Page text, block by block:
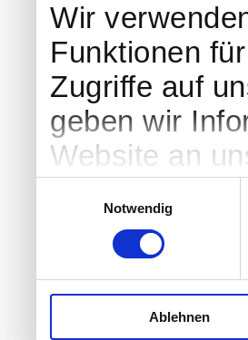
Wir
Funktionen
Zugriffe auf
geben wir
Website an
ihnen
Nutzung der
Notwendig
Ablehnen